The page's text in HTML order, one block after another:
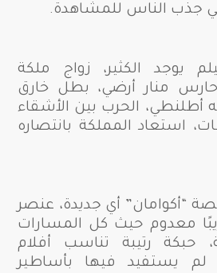
جذب الناس للمشاهدة.
يوجد الكثير، زواج ملكة
وحارس منار أرضي، بطل خارق
الحرب بين الأشقاء
استعاد المملكة بانتصاره
“أكوامان” أي جديدة، عنصر
معدوم حيث كل المسارات
حبكة رتيبة تناسب أفلام
لم يستفيد فيها بأساطير